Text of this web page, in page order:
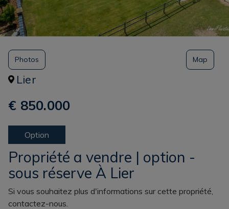
Option
Propriété a vendre | option -
sous réserve À Lier
Lier
€ 850.000
Photos Map
Si vous souhaitez plus d'informations sur cette propriété,
contactez-nous.